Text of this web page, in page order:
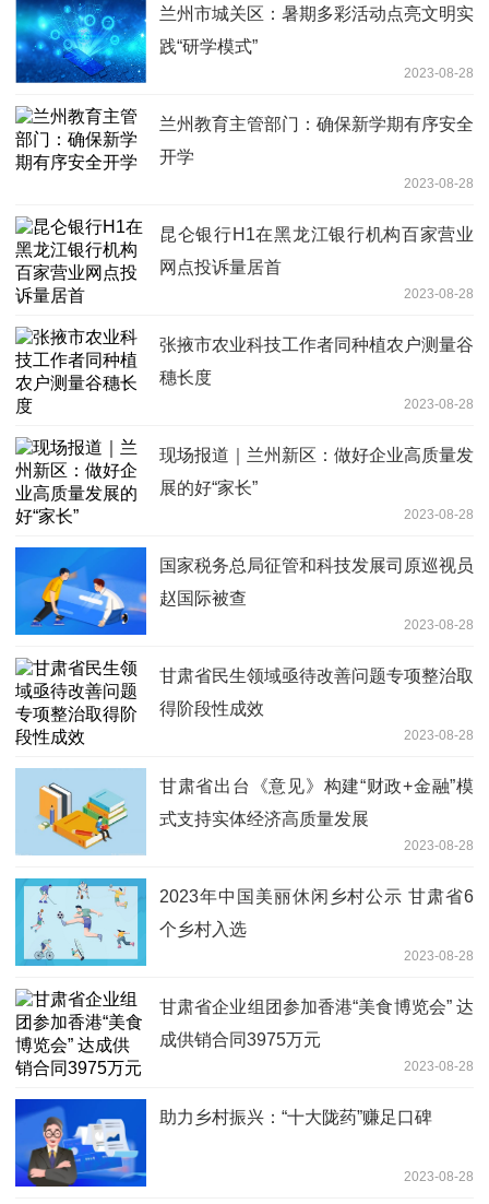
兰州市城关区：暑期多彩活动点亮文明实
践“研学模式”
2023-08-28
兰州教育主管部门：确保新学期有序安全
开学
2023-08-28
昆仑银行H1在黑龙江银行机构百家营业
网点投诉量居首
2023-08-28
张掖市农业科技工作者同种植农户测量谷
穗长度
2023-08-28
现场报道｜兰州新区：做好企业高质量发
展的好“家长”
2023-08-28
国家税务总局征管和科技发展司原巡视员
赵国际被查
2023-08-28
甘肃省民生领域亟待改善问题专项整治取
得阶段性成效
2023-08-28
甘肃省出台《意见》构建“财政+金融”模
式支持实体经济高质量发展
2023-08-28
2023年中国美丽休闲乡村公示 甘肃省6
个乡村入选
2023-08-28
甘肃省企业组团参加香港“美食博览会” 达
成供销合同3975万元
2023-08-28
助力乡村振兴：“十大陇药”赚足口碑
2023-08-28